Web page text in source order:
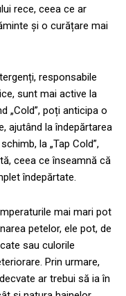
rece, ceea ce ar
și o curățare mai
responsabile
sunt mai active la
„Cold”, poți anticipa o
ajutând la îndepărtarea
la „Tap Cold”,
ceea ce înseamnă că
îndepărtate.
mai mari pot
petelor, ele pot, de
sau culorile
Prin urmare,
ar trebui să ia în